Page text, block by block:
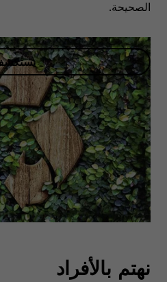
الصحيحة.
نهتم بالأفراد